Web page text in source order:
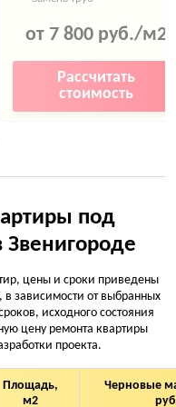
Монтаж труб канализации
Теплоизоляция
Гидроизоляция
Разводка системы
Прокладка силового кабеля
поверхностей
Армирование стяжки пола
Штробление кирпичных
Починка углов, порогов,
от 7 800 руб./м2
Рассчитать
стоимость
под
цены и сроки приведены
в зависимости от выбранных
исходного состояния
цену ремонта квартиры
проекта.
Площадь,
м2
Черновые